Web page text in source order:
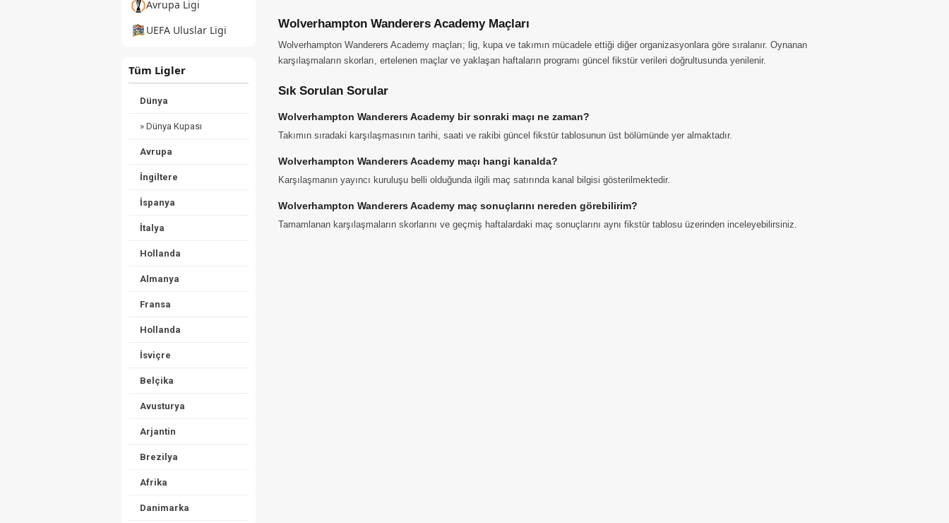
Avrupa Ligi
UEFA Uluslar Ligi
Tüm Ligler
Dünya
» Dünya Kupası
Avrupa
İngiltere
İspanya
İtalya
Hollanda
Almanya
Fransa
Hollanda
İsviçre
Belçika
Avusturya
Arjantin
Brezilya
Afrika
Danimarka
Wolverhampton Wanderers Academy Maçları
Wolverhampton Wanderers Academy maçları; lig, kupa ve takımın mücadele ettiği diğer organizasyonlara göre sıralanır. Oynanan
karşılaşmaların skorları, ertelenen maçlar ve yaklaşan haftaların programı güncel fikstür verileri doğrultusunda yenilenir.
Sık Sorulan Sorular
Wolverhampton Wanderers Academy bir sonraki maçı ne zaman?
Takımın sıradaki karşılaşmasının tarihi, saati ve rakibi güncel fikstür tablosunun üst bölümünde yer almaktadır.
Wolverhampton Wanderers Academy maçı hangi kanalda?
Karşılaşmanın yayıncı kuruluşu belli olduğunda ilgili maç satırında kanal bilgisi gösterilmektedir.
Wolverhampton Wanderers Academy maç sonuçlarını nereden görebilirim?
Tamamlanan karşılaşmaların skorlarını ve geçmiş haftalardaki maç sonuçlarını aynı fikstür tablosu üzerinden inceleyebilirsiniz.